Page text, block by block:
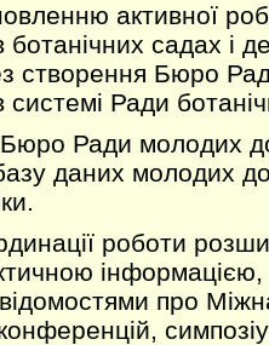
активної
ботанічних садах і
створення Бюро
системі Ради
Ради молодих
даних молодих
роботи
про